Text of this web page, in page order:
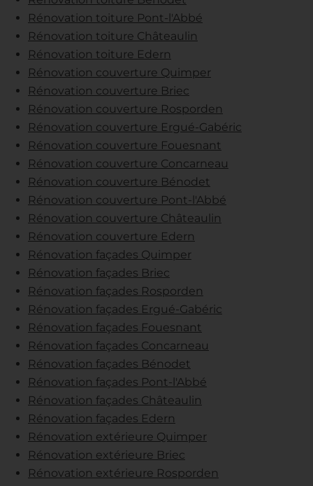
Rénovation toiture Pont-l'Abbé
Rénovation toiture Châteaulin
Rénovation toiture Edern
Rénovation couverture Quimper
Rénovation couverture Briec
Rénovation couverture Rosporden
Rénovation couverture Ergué-Gabéric
Rénovation couverture Fouesnant
Rénovation couverture Concarneau
Rénovation couverture Bénodet
Rénovation couverture Pont-l'Abbé
Rénovation couverture Châteaulin
Rénovation couverture Edern
Rénovation façades Quimper
Rénovation façades Briec
Rénovation façades Rosporden
Rénovation façades Ergué-Gabéric
Rénovation façades Fouesnant
Rénovation façades Concarneau
Rénovation façades Bénodet
Rénovation façades Pont-l'Abbé
Rénovation façades Châteaulin
Rénovation façades Edern
Rénovation extérieure Quimper
Rénovation extérieure Briec
Rénovation extérieure Rosporden